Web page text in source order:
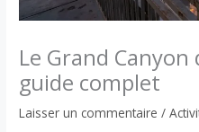
Le Grand Canyon
guide complet
Laisser un commentaire /